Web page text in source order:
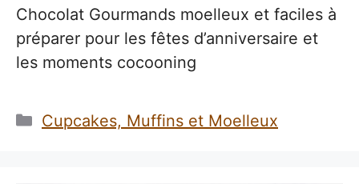
Chocolat Gourmands moelleux et faciles à
préparer pour les fêtes d’anniversaire et
les moments cocooning
Catégories
Cupcakes, Muffins et Moelleux